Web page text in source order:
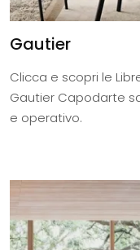
Gautier
Clicca e scopri le
Gautier Capodarte
e operativo.